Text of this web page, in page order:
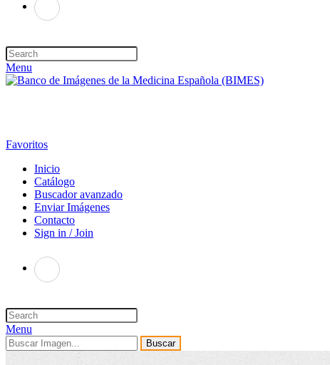
Menu
Favoritos
Inicio
Catálogo
Buscador avanzado
Enviar Imágenes
Contacto
Sign in / Join
Menu
Buscar